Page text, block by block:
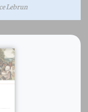
Lebrun